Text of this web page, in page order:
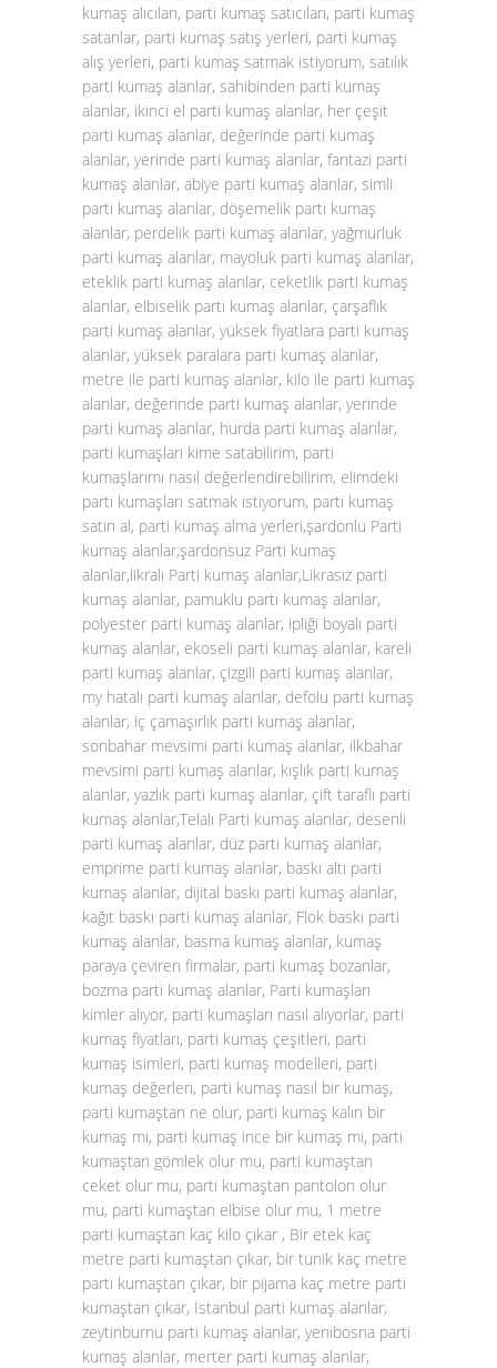
kumaş alıcıları, parti kumaş satıcıları, parti kumaş
satanlar, parti kumaş satış yerleri, parti kumaş
alış yerleri, parti kumaş satmak istiyorum, satılık
parti kumaş alanlar, sahibinden parti kumaş
alanlar, ikinci el parti kumaş alanlar, her çeşit
parti kumaş alanlar, değerinde parti kumaş
alanlar, yerinde parti kumaş alanlar, fantazi parti
kumaş alanlar, abiye parti kumaş alanlar, simli
parti kumaş alanlar, döşemelik parti kumaş
alanlar, perdelik parti kumaş alanlar, yağmurluk
parti kumaş alanlar, mayoluk parti kumaş alanlar,
eteklik parti kumaş alanlar, ceketlik parti kumaş
alanlar, elbiselik parti kumaş alanlar, çarşaflık
parti kumaş alanlar, yüksek fiyatlara parti kumaş
alanlar, yüksek paralara parti kumaş alanlar,
metre ile parti kumaş alanlar, kilo ile parti kumaş
alanlar, değerinde parti kumaş alanlar, yerinde
parti kumaş alanlar, hurda parti kumaş alanlar,
parti kumaşları kime satabilirim, parti
kumaşlarımı nasıl değerlendirebilirim, elimdeki
parti kumaşları satmak istiyorum, parti kumaş
satın al, parti kumaş alma yerleri,şardonlu Parti
kumaş alanlar,şardonsuz Parti kumaş
alanlar,likralı Parti kumaş alanlar,Likrasız parti
kumaş alanlar, pamuklu parti kumaş alanlar,
polyester parti kumaş alanlar, ipliği boyalı parti
kumaş alanlar, ekoseli parti kumaş alanlar, kareli
parti kumaş alanlar, çizgili parti kumaş alanlar,
my hatalı parti kumaş alanlar, defolu parti kumaş
alanlar, iç çamaşırlık parti kumaş alanlar,
sonbahar mevsimi parti kumaş alanlar, ilkbahar
mevsimi parti kumaş alanlar, kışlık parti kumaş
alanlar, yazlık parti kumaş alanlar, çift taraflı parti
kumaş alanlar,Telalı Parti kumaş alanlar, desenli
parti kumaş alanlar, düz parti kumaş alanlar,
emprime parti kumaş alanlar, baskı altı parti
kumaş alanlar, dijital baskı parti kumaş alanlar,
kağıt baskı parti kumaş alanlar, Flok baskı parti
kumaş alanlar, basma kumaş alanlar, kumaş
paraya çeviren firmalar, parti kumaş bozanlar,
bozma parti kumaş alanlar, Parti kumaşları
kimler alıyor, parti kumaşları nasıl alıyorlar, parti
kumaş fiyatları, parti kumaş çeşitleri, parti
kumaş isimleri, parti kumaş modelleri, parti
kumaş değerleri, parti kumaş nasıl bir kumaş,
parti kumaştan ne olur, parti kumaş kalın bir
kumaş mı, parti kumaş ince bir kumaş mı, parti
kumaştan gömlek olur mu, parti kumaştan
ceket olur mu, parti kumaştan pantolon olur
mu, parti kumaştan elbise olur mu, 1 metre
parti kumaştan kaç kilo çıkar , Bir etek kaç
metre parti kumaştan çıkar, bir tunik kaç metre
parti kumaştan çıkar, bir pijama kaç metre parti
kumaştan çıkar, İstanbul parti kumaş alanlar,
zeytinburnu parti kumaş alanlar, yenibosna parti
kumaş alanlar, merter parti kumaş alanlar,